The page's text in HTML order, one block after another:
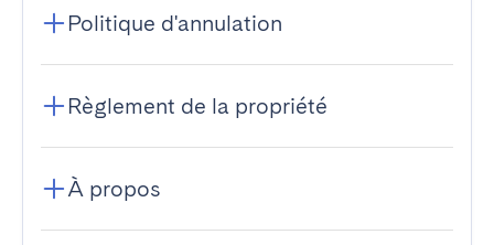
Politique d'annulation
Règlement de la propriété
À propos